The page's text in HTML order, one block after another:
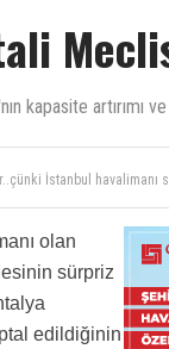
kapasite
başarısızlığını
bunlar.SAW ı da
zonk diye
İstanbul havalimanı
olan
sürpriz
edildiğinin